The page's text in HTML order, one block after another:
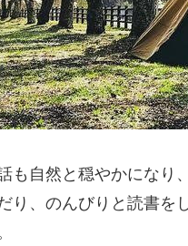
も自然と穏やかにな
り、のんびりと読書を